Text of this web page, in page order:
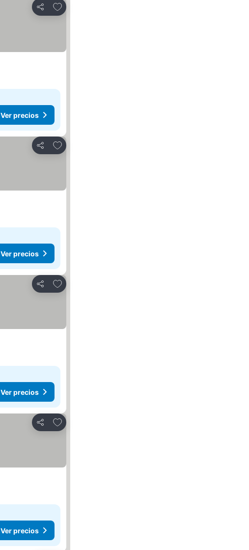
Compartir
Añadir a favoritos
Ver precios
Compartir
Añadir a favoritos
Ver precios
Compartir
Añadir a favoritos
Ver precios
Compartir
Añadir a favoritos
Ver precios